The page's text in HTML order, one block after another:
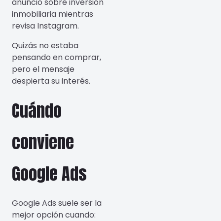
inmobiliaria mientras
revisa Instagram.
Quizás no estaba
pensando en comprar,
pero el mensaje
despierta su interés.
Cuándo
conviene
Google Ads
Google Ads suele ser la
mejor opción cuando: